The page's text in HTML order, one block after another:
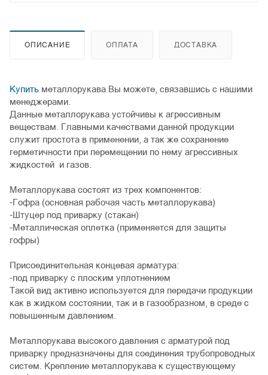
ОПИСАНИЕ ОПЛАТА ДОСТАВКА
Купить металлорукава Вы можете, связавшись с нашими
менеджерами.
Данные металлорукава устойчивы к агрессивным
веществам. Главными качествами данной продукции
служит простота в применении, а так же сохранение
герметичности при перемещении по нему агрессивных
жидкостей и газов.
Металлорукава состоят из трех компонентов:
-Гофра (основная рабочая часть металлорукава)
-Штуцер под приварку (стакан)
-Металлическая оплетка (применяется для защиты
гофры)
Присоединительная концевая арматура:
-под приварку с плоским уплотнением
Такой вид активно используется для передачи продукции
как в жидком состоянии, так и в газообразном, в среде с
повышенным давлением.
Металлорукава высокого давления с арматурой под
приварку предназначены для соединения трубопроводных
систем. Крепление металлорукава к существующему